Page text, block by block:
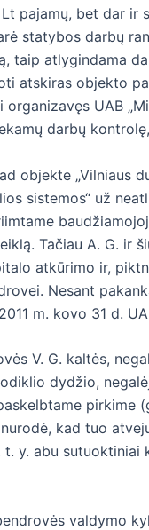
pajamų, bet dar ir
statybos darbų
taip atlygindama
atskiras objekto
UAB
darbų
objekte „Vilniaus
sistemos“ už
Tačiau A. G. ir
atkūrimo ir,
Nesant
m. kovo 31 d.
V. G. kaltės,
dydžio,
pirkime
kad tuo
t. y. abu
valdymo